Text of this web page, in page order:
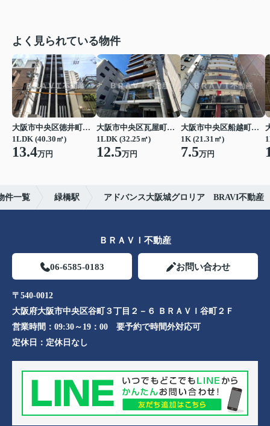
よく見られている物件
大阪市中央区徳井町２丁目
1LDK (40.30㎡)
13.4万円
大阪市中央区瓦屋町１丁目
1LDK (32.25㎡)
12.5万円
大阪市中央区船越町２丁目
1K (21.31㎡)
7.5万円
件一覧 緑橋駅 アドバンス大阪城グロリア BRAVI不動産
ＢＲＡＶＩ不動産
06-6585-0183 お問い合わせ
〒540-0012
大阪府大阪市中央区谷町３丁目２－６ ＢＲＡＶＩ谷町２Ｆ
営業時間： 09:30～19：00 要予約で時間外対応可
定休日： 定休日なし